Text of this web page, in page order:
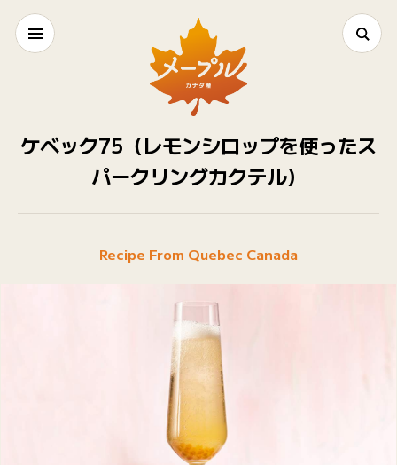
ケベック75（レモンシロップを使ったス
パークリングカクテル）
Recipe From Quebec Canada